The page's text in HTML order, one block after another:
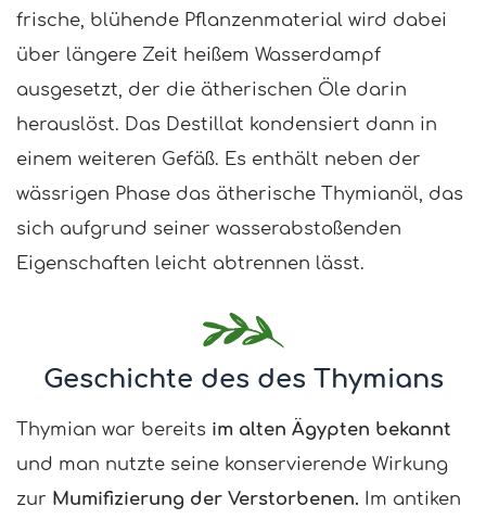
frische, blühende Pflanzenmaterial wird dabei
über längere Zeit heißem Wasserdampf
ausgesetzt, der die ätherischen Öle darin
herauslöst. Das Destillat kondensiert dann in
einem weiteren Gefäß. Es enthält neben der
wässrigen Phase das ätherische Thymianöl, das
sich aufgrund seiner wasserabstoßenden
Eigenschaften leicht abtrennen lässt.
Geschichte des des Thymians
Thymian war bereits im alten Ägypten bekannt
und man nutzte seine konservierende Wirkung
zur Mumifizierung der Verstorbenen. Im antiken